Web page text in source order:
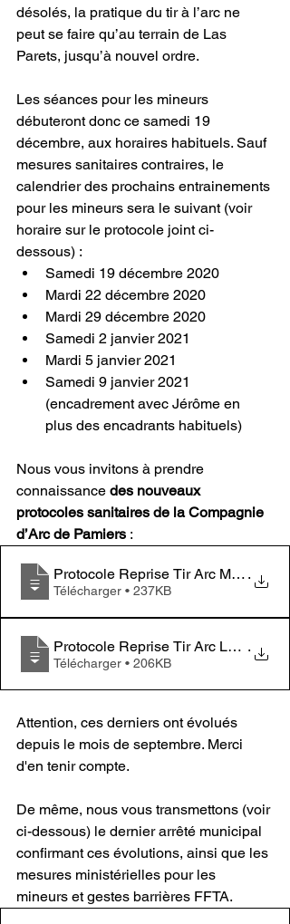
désolés, la pratique du tir à l’arc ne
peut se faire qu’au terrain de Las
Parets, jusqu’à nouvel ordre.
Les séances pour les mineurs
débuteront donc ce samedi 19
décembre, aux horaires habituels. Sauf
mesures sanitaires contraires, le
calendrier des prochains entrainements
pour les mineurs sera le suivant (voir
horaire sur le protocole joint ci-
dessous) :
Samedi 19 décembre 2020
Mardi 22 décembre 2020
Mardi 29 décembre 2020
Samedi 2 janvier 2021
Mardi 5 janvier 2021
Samedi 9 janvier 2021
(encadrement avec Jérôme en
plus des encadrants habituels)
Nous vous invitons à prendre
connaissance des nouveaux
protocoles sanitaires de la Compagnie
d’Arc de Pamiers :
Protocole Reprise Tir Arc Mineurs
.
Télécharger • 237KB
Protocole Reprise Tir Arc Las Parets
.
Télécharger • 206KB
Attention, ces derniers ont évolués
depuis le mois de septembre. Merci
d'en tenir compte.
De même, nous vous transmettons (voir
ci-dessous) le dernier arrêté municipal
confirmant ces évolutions, ainsi que les
mesures ministérielles pour les
mineurs et gestes barrières FFTA.